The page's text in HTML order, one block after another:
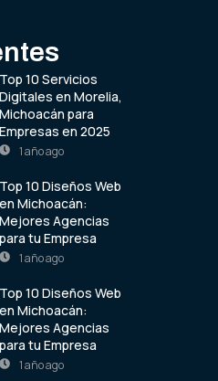
Top 10 Servicios
Digitales en Morelia,
Michoacán para
Empresas en 2025
1 año ago
Top 10 Diseños Web
en Michoacán:
Mejores Agencias
para tu Empresa
1 año ago
Top 10 Diseños Web
en Michoacán:
Mejores Agencias
para tu Empresa
1 año ago